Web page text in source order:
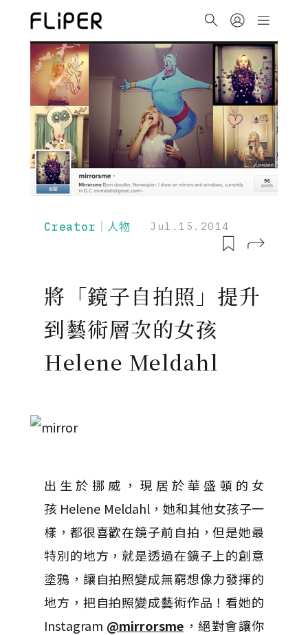
Creator｜人物 Jul.15.2014
將「鏡子自拍照」提升
到藝術層次的女孩
Helene Meldahl
出生於挪威，現居於華盛頓的女
孩 Helene Meldahl，她和其他女孩子一
樣，都很喜歡在鏡子前自拍，但是她最
特別的地方，就是透過在鏡子上的創意
塗鴉，讓自拍照變成無窮想像力發揮的
地方，把自拍照變成藝術作品！看她的
Instagram @mirrorsme ，絕對會讓你